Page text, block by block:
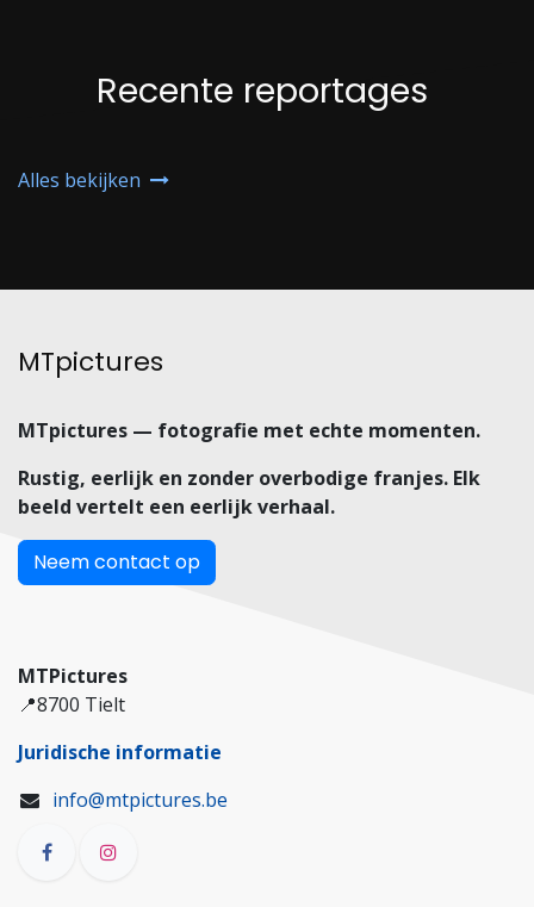
Recente reportages
Alles bekijken
MTpictures
MTpictures — fotografie met echte momenten.
Rustig, eerlijk en zonder overbodige franjes. Elk
beeld vertelt een eerlijk verhaal.
Neem contact op
MTPictures
📍8700 Tielt
Juridische informatie
info@mtpictures.be